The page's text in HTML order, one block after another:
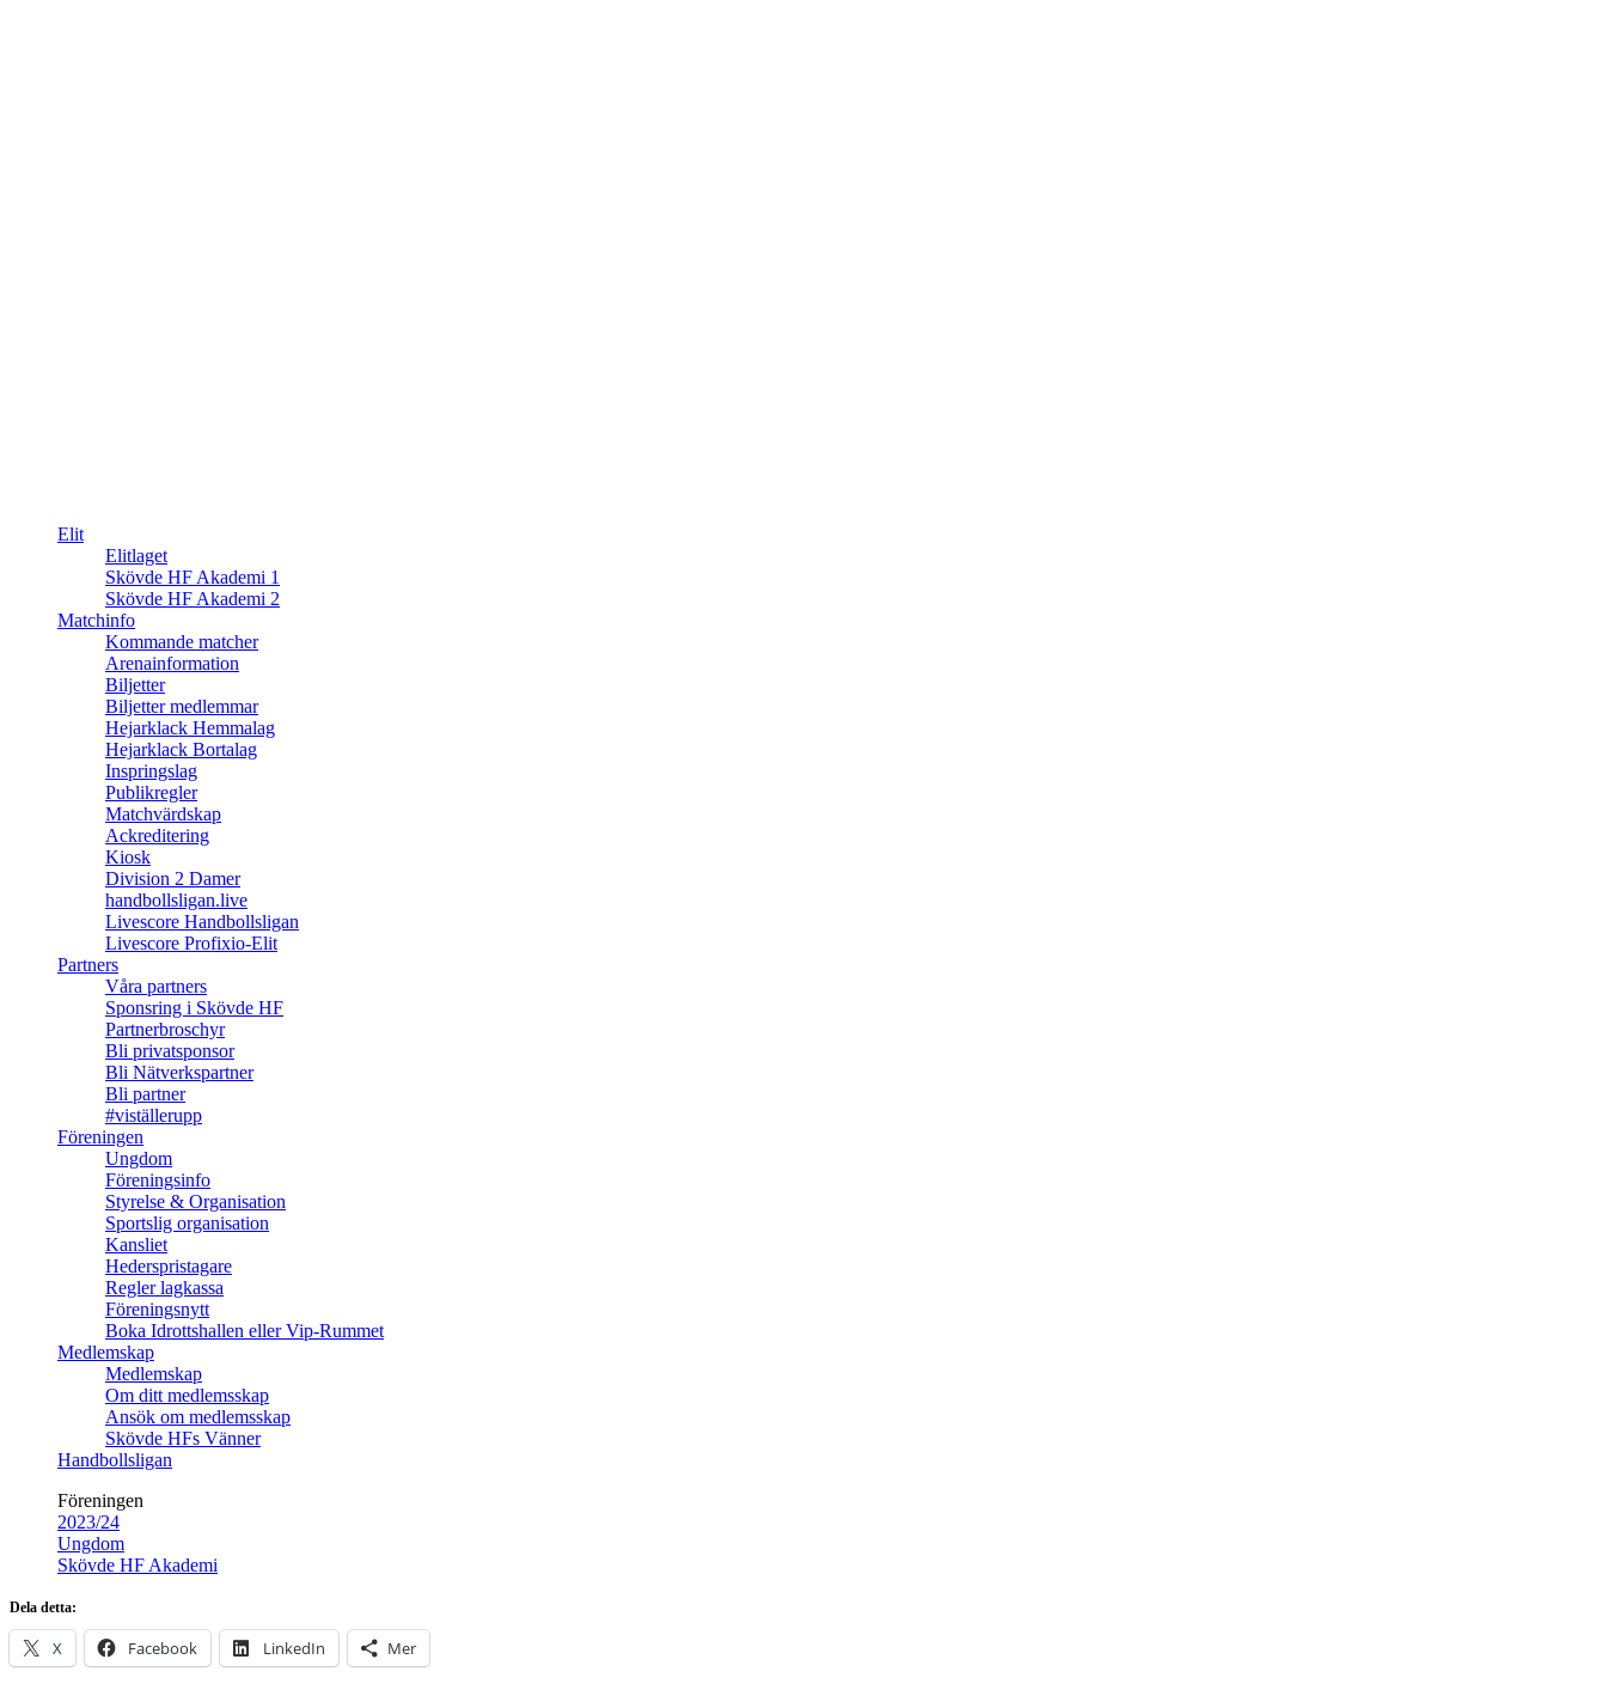
Elit
Elitlaget
Skövde HF Akademi 1
Skövde HF Akademi 2
Matchinfo
Kommande matcher
Arenainformation
Biljetter
Biljetter medlemmar
Hejarklack Hemmalag
Hejarklack Bortalag
Inspringslag
Publikregler
Matchvärdskap
Ackreditering
Kiosk
Division 2 Damer
handbollsligan.live
Livescore Handbollsligan
Livescore Profixio-Elit
Partners
Våra partners
Sponsring i Skövde HF
Partnerbroschyr
Bli privatsponsor
Bli Nätverkspartner
Bli partner
#viställerupp
Föreningen
Ungdom
Föreningsinfo
Styrelse & Organisation
Sportslig organisation
Kansliet
Hederspristagare
Regler lagkassa
Föreningsnytt
Boka Idrottshallen eller Vip-Rummet
Medlemskap
Medlemskap
Om ditt medlemsskap
Ansök om medlemsskap
Skövde HFs Vänner
Handbollsligan
Föreningen
2023/24
Ungdom
Skövde HF Akademi
Dela detta:
X Facebook LinkedIn Mer